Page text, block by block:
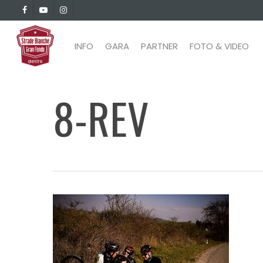
to
main
content
facebookyoutubeinstagram
INFO GARA PARTNER FOTO & VIDEO
8-REV